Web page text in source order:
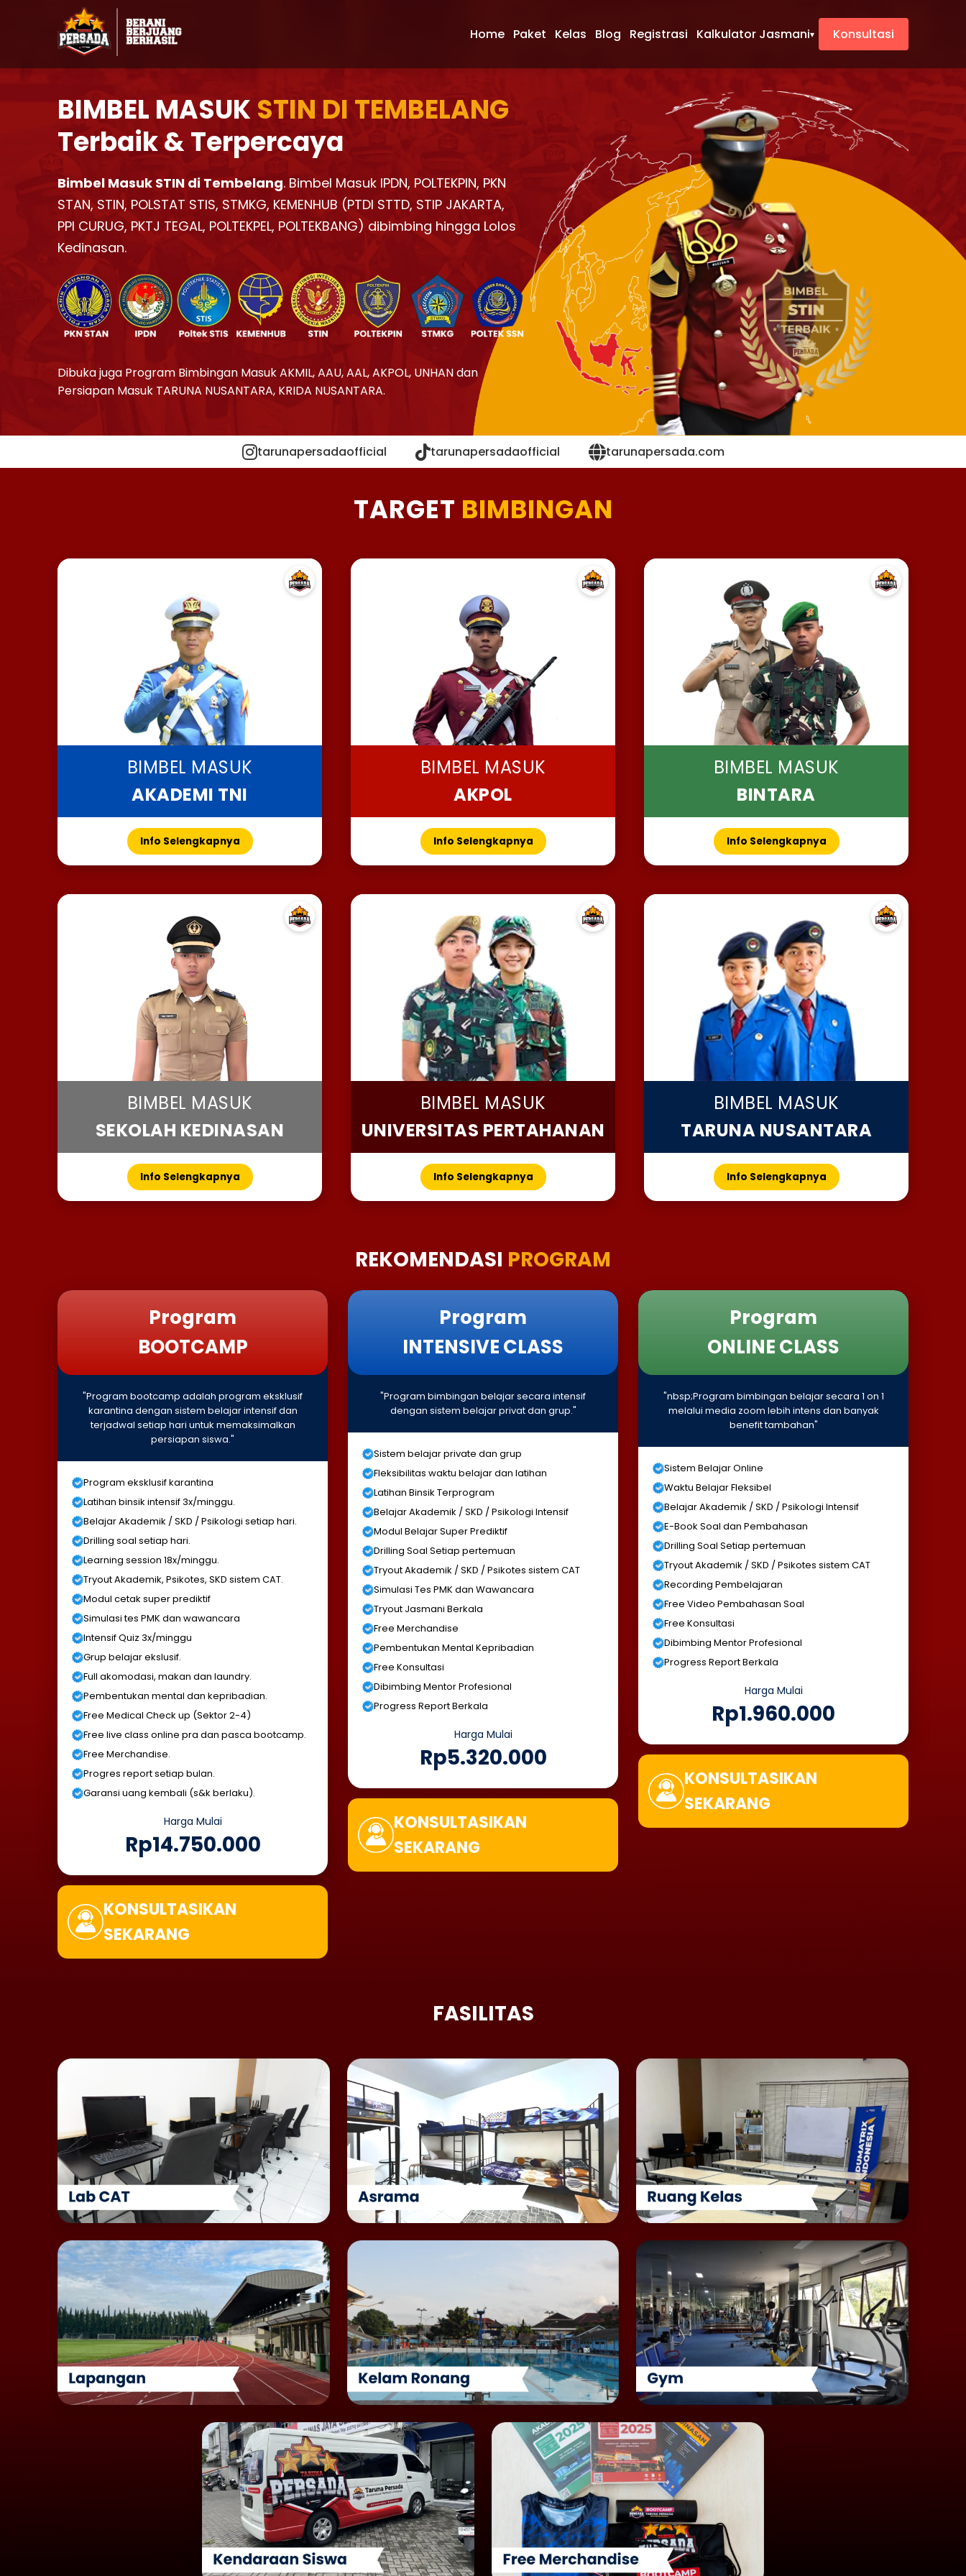
Home Paket Kelas Blog Registrasi Kalkulator Jasmani▾ Konsultasi
BIMBEL MASUK STIN DI TEMBELANG
Terbaik & Terpercaya
Bimbel Masuk STIN di Tembelang. Bimbel Masuk IPDN, POLTEKPIN, PKN
STAN, STIN, POLSTAT STIS, STMKG, KEMENHUB (PTDI STTD, STIP JAKARTA,
PPI CURUG, PKTJ TEGAL, POLTEKPEL, POLTEKBANG) dibimbing hingga Lolos
Kedinasan.
Dibuka juga Program Bimbingan Masuk AKMIL, AAU, AAL, AKPOL, UNHAN dan
Persiapan Masuk TARUNA NUSANTARA, KRIDA NUSANTARA.
tarunapersadaofficial tarunapersadaofficial tarunapersada.com
TARGET BIMBINGAN
BIMBEL MASUK
AKADEMI TNI
Info Selengkapnya
BIMBEL MASUK
AKPOL
Info Selengkapnya
BIMBEL MASUK
BINTARA
Info Selengkapnya
BIMBEL MASUK
SEKOLAH KEDINASAN
Info Selengkapnya
BIMBEL MASUK
UNIVERSITAS PERTAHANAN
Info Selengkapnya
BIMBEL MASUK
TARUNA NUSANTARA
Info Selengkapnya
REKOMENDASI PROGRAM
Program
BOOTCAMP
"Program bootcamp adalah program eksklusif
karantina dengan sistem belajar intensif dan
terjadwal setiap hari untuk memaksimalkan
persiapan siswa."
Program eksklusif karantina
Latihan binsik intensif 3x/minggu.
Belajar Akademik / SKD / Psikologi setiap hari.
Drilling soal setiap hari.
Learning session 18x/minggu.
Tryout Akademik, Psikotes, SKD sistem CAT.
Modul cetak super prediktif
Simulasi tes PMK dan wawancara
Intensif Quiz 3x/minggu
Grup belajar ekslusif.
Full akomodasi, makan dan laundry.
Pembentukan mental dan kepribadian.
Free Medical Check up (Sektor 2-4)
Free live class online pra dan pasca bootcamp.
Free Merchandise.
Progres report setiap bulan.
Garansi uang kembali (s&k berlaku).
Harga Mulai
Rp14.750.000
KONSULTASIKAN
SEKARANG
Program
INTENSIVE CLASS
"Program bimbingan belajar secara intensif
dengan sistem belajar privat dan grup."
Sistem belajar private dan grup
Fleksibilitas waktu belajar dan latihan
Latihan Binsik Terprogram
Belajar Akademik / SKD / Psikologi Intensif
Modul Belajar Super Prediktif
Drilling Soal Setiap pertemuan
Tryout Akademik / SKD / Psikotes sistem CAT
Simulasi Tes PMK dan Wawancara
Tryout Jasmani Berkala
Free Merchandise
Pembentukan Mental Kepribadian
Free Konsultasi
Dibimbing Mentor Profesional
Progress Report Berkala
Harga Mulai
Rp5.320.000
KONSULTASIKAN
SEKARANG
Program
ONLINE CLASS
"nbsp;Program bimbingan belajar secara 1 on 1
melalui media zoom lebih intens dan banyak
benefit tambahan"
Sistem Belajar Online
Waktu Belajar Fleksibel
Belajar Akademik / SKD / Psikologi Intensif
E-Book Soal dan Pembahasan
Drilling Soal Setiap pertemuan
Tryout Akademik / SKD / Psikotes sistem CAT
Recording Pembelajaran
Free Video Pembahasan Soal
Free Konsultasi
Dibimbing Mentor Profesional
Progress Report Berkala
Harga Mulai
Rp1.960.000
KONSULTASIKAN
SEKARANG
FASILITAS